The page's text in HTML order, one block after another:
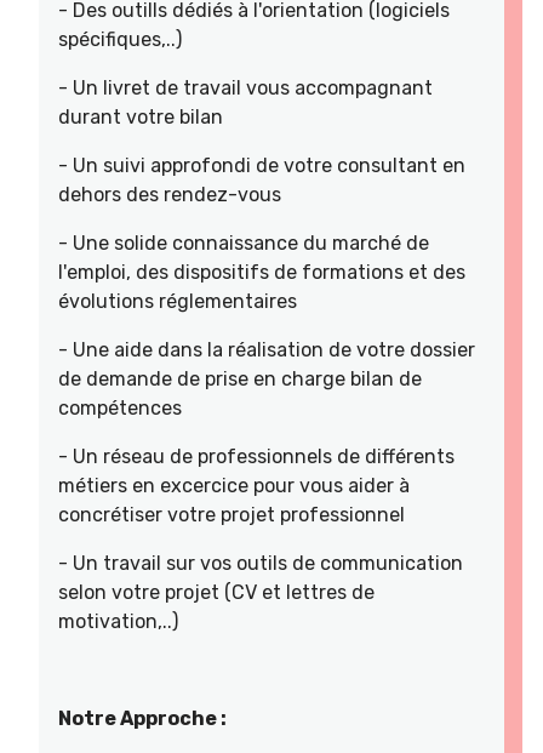
- Des outills dédiés à l'orientation (logiciels
spécifiques,..)
- Un livret de travail vous accompagnant
durant votre bilan
- Un suivi approfondi de votre consultant en
dehors des rendez-vous
- Une solide connaissance du marché de
l'emploi, des dispositifs de formations et des
évolutions réglementaires
- Une aide dans la réalisation de votre dossier
de demande de prise en charge bilan de
compétences
- Un réseau de professionnels de différents
métiers en excercice pour vous aider à
concrétiser votre projet professionnel
- Un travail sur vos outils de communication
selon votre projet (CV et lettres de
motivation,..)
Notre Approche :